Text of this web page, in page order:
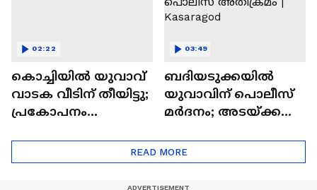
കൊച്ചിയിൽ യുവാവ്
വാടക വീടിന് തീയിട്ടു;
പ്രകോപനം
ആവശ്യപ്പെട്ടത്; പ്രതി
ശരത് പിടിയിൽ
02:22
ബദിയടുക്കയിൽ
യുവാവിന് പൊലീസ്
മർദനം; അടയ്ക്ക
ആരോപിച്ചായിരുന്നു
പൊലീസ് അതിക്രമം
03:49
READ MORE